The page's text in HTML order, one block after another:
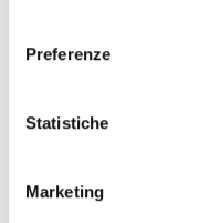
Preferenze
Statistiche
Marketing
Ssam coreano
piccante e servito